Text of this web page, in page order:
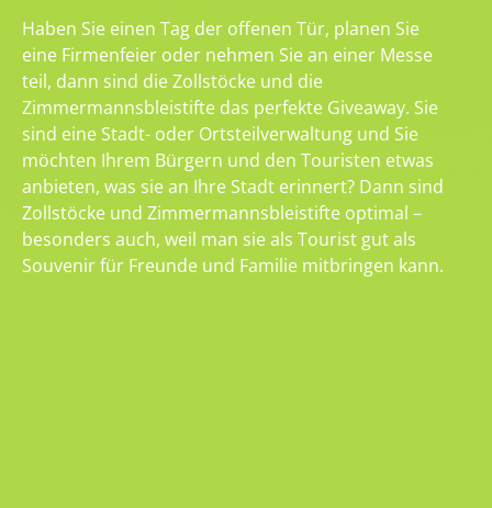
Haben Sie einen Tag der offenen Tür, planen Sie
eine Firmenfeier oder nehmen Sie an einer Messe
teil, dann sind die Zollstöcke und die
Zimmermannsbleistifte das perfekte Giveaway. Sie
sind eine Stadt- oder Ortsteilverwaltung und Sie
möchten Ihrem Bürgern und den Touristen etwas
anbieten, was sie an Ihre Stadt erinnert? Dann sind
Zollstöcke und Zimmermannsbleistifte optimal –
besonders auch, weil man sie als Tourist gut als
Souvenir für Freunde und Familie mitbringen kann.